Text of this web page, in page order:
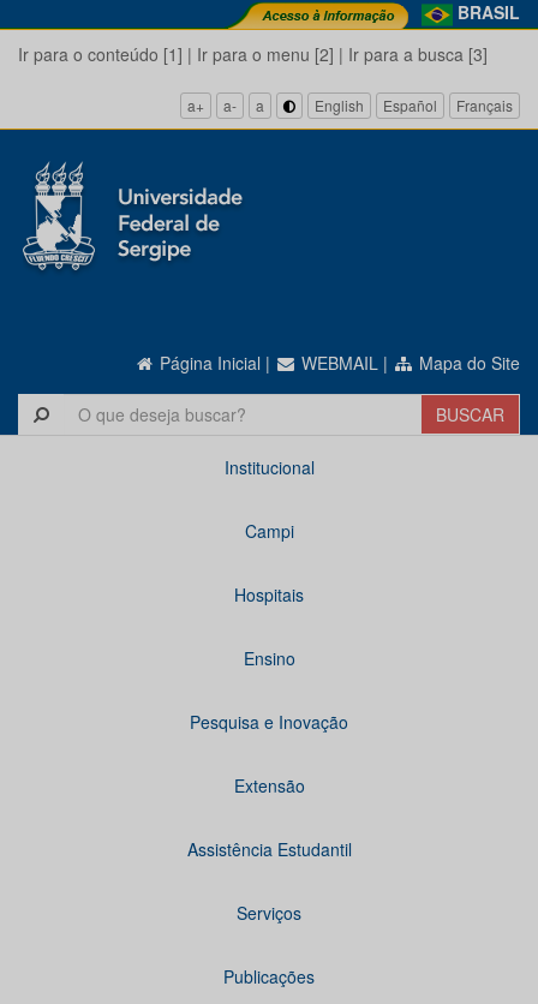
BRASIL
Ir para o conteúdo [1] | Ir para o menu [2] | Ir para a busca [3]
a+ a- a English Español Français
Página Inicial | WEBMAIL | Mapa do Site
Institucional
Campi
Hospitais
Ensino
Pesquisa e Inovação
Extensão
Assistência Estudantil
Serviços
Publicações